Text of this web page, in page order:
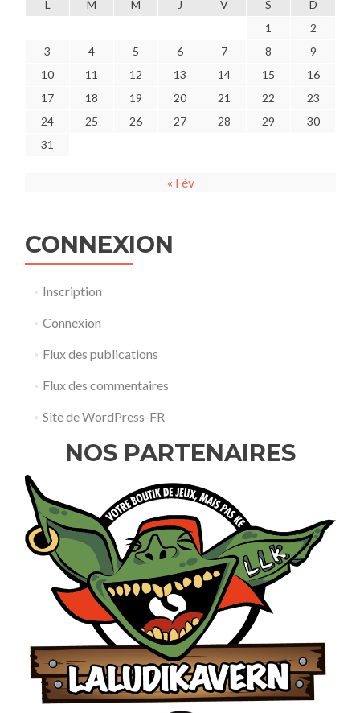
L M M J V S
D
1
2
3
4 5 6 7 8
9
10
11 12 13 14 15
16
17
18 19 20 21 22
23
24
25 26 27 28 29
30
31
« Fév
CONNEXION
Inscription
Connexion
Flux des publications
Flux des commentaires
Site de WordPress-FR
NOS PARTENAIRES